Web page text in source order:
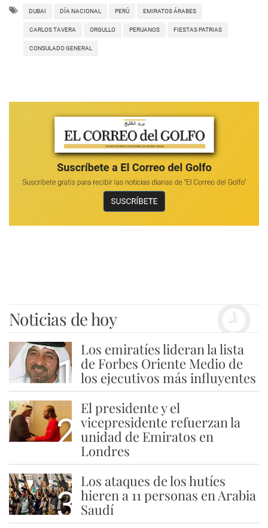
DUBAI DÍA NACIONAL PERÚ EMIRATOS ÁRABES
CARLOS TAVERA ORGULLO PERUANOS FIESTAS PATRIAS
CONSULADO GENERAL
Noticias de hoy
1
Los emiratíes lideran la lista
de Forbes Oriente Medio de
los ejecutivos más influyentes
2
El presidente y el
vicepresidente refuerzan la
unidad de Emiratos en
Londres
3
Los ataques de los hutíes
hieren a 11 personas en Arabia
Saudí